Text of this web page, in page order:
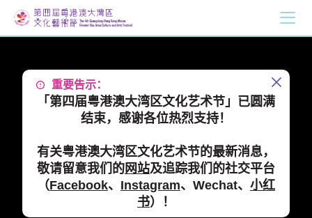
重要告示：
「第四届粤港澳大湾区文化艺术节」已圆满
结束，感谢各位热烈支持！
有关粤港澳大湾区文化艺术节的最新消息，
敬请留意我们的网站及追踪我们的社交平台
（Facebook、 Instagram、Wechat、 小红
书）！